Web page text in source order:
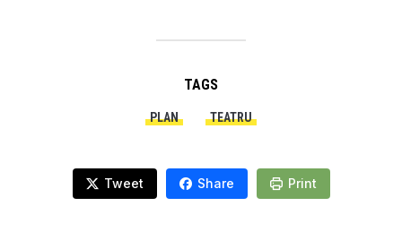
TAGS
PLAN TEATRU
Tweet Share Print